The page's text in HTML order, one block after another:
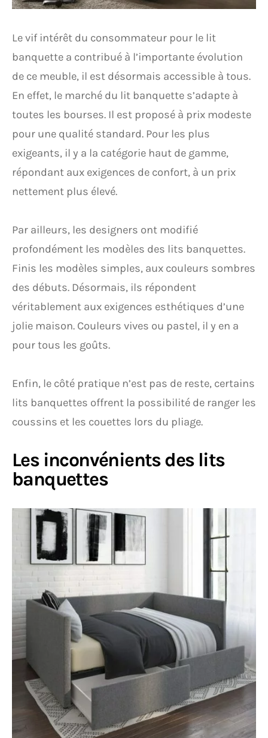
Le vif intérêt du consommateur pour le lit
banquette a contribué à l’importante évolution
de ce meuble, il est désormais accessible à tous.
En effet, le marché du lit banquette s’adapte à
toutes les bourses. Il est proposé à prix modeste
pour une qualité standard. Pour les plus
exigeants, il y a la catégorie haut de gamme,
répondant aux exigences de confort, à un prix
nettement plus élevé.
Par ailleurs, les designers ont modifié
profondément les modèles des lits banquettes.
Finis les modèles simples, aux couleurs sombres
des débuts. Désormais, ils répondent
véritablement aux exigences esthétiques d’une
jolie maison. Couleurs vives ou pastel, il y en a
pour tous les goûts.
Enfin, le côté pratique n’est pas de reste, certains
lits banquettes offrent la possibilité de ranger les
coussins et les couettes lors du pliage.
Les inconvénients des lits
banquettes